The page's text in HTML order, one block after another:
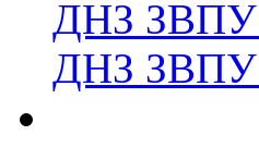
ДНЗ ЗВПУ
ДНЗ ЗВПУ